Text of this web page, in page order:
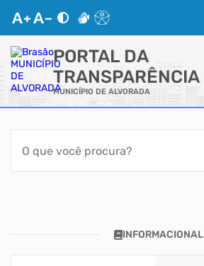
PORTAL DA
TRANSPARÊNCIA
MUNICÍPIO DE ALVORADA
ACESSO RÁPIDO
Acessibilidade
AutoatendimentoINFORMACIONAL